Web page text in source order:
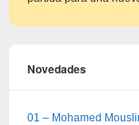
Novedades
01 – Mohamed